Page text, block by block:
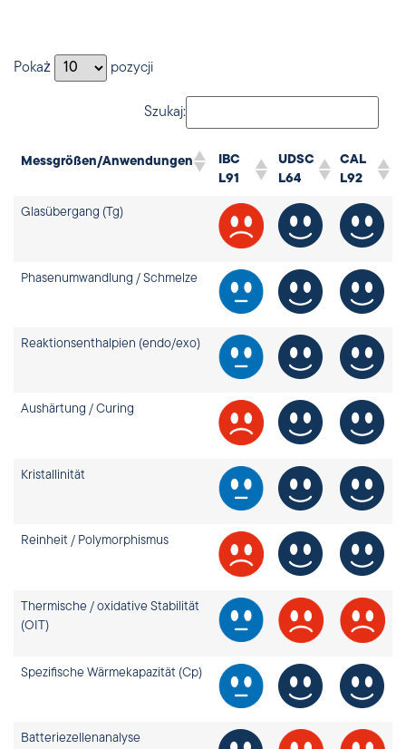
Pokaż pozycji
Szukaj:
Messgrößen/Anwendungen
IBC
L91
UDSC
L64
CAL
L92
Glasübergang (Tg)
Phasenumwandlung / Schmelze
Reaktionsenthalpien (endo/exo)
Aushärtung / Curing
Kristallinität
Reinheit / Polymorphismus
Thermische / oxidative Stabilität
(OIT)
Spezifische Wärmekapazität (Cp)
Batteriezellenanalyse